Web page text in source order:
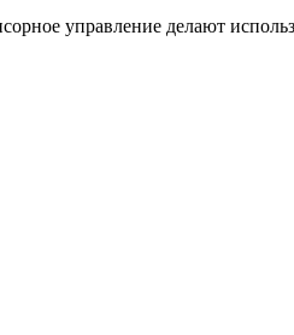
управление делают